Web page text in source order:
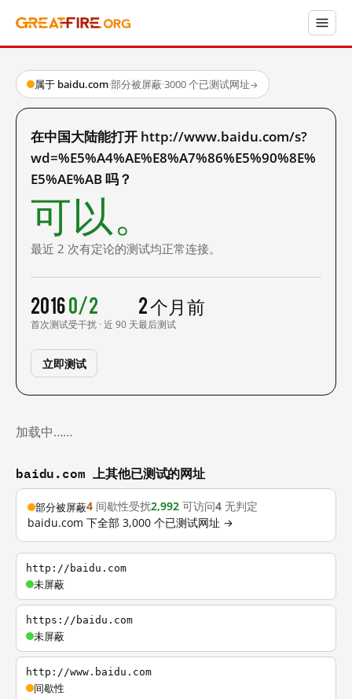
属于 baidu.com·部分被屏蔽·3000 个已测试网址→
在中国大陆能打开 http://www.baidu.com/s?
wd=%E5%A4%AE%E8%A7%86%E5%90%8E%
E5%AE%AB 吗？
可以。
最近 2 次有定论的测试均正常连接。
2016
首次测试
0/2
受干扰 · 近 90 天
2 个月前
最后测试
立即测试
加载中……
baidu.com 上其他已测试的网址
部分被屏蔽4 间歇性受扰2,992 可访问4 无判定
baidu.com 下全部 3,000 个已测试网址 →
http://baidu.com
未屏蔽
https://baidu.com
未屏蔽
http://www.baidu.com
间歇性